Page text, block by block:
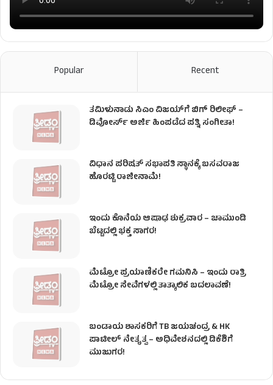
Popular Recent
ತಮಿಳುನಾಡು ಸಿಎಂ ವಿಜಯ್‌ಗೆ ಬಿಗ್ ರಿಲೀಫ್ –
ಡಿವೋರ್ಸ್ ಅರ್ಜಿ ಹಿಂಪಡೆದ ಪತ್ನಿ ಸಂಗೀತಾ!
ವಿಧಾನ ಪರಿಷತ್ ಸಭಾಪತಿ ಸ್ಥಾನಕ್ಕೆ ಬಸವರಾಜ
ಹೊರಟ್ಟಿ ರಾಜೀನಾಮೆ!
ಇಂದು ಕೊನೆಯ ಆಷಾಢ ಶುಕ್ರವಾರ – ಚಾಮುಂಡಿ
ಬೆಟ್ಟದಲ್ಲಿ ಭಕ್ತ ಸಾಗರ!
ಮೆಟ್ರೋ ಪ್ರಯಾಣಿಕರೇ ಗಮನಿಸಿ – ಇಂದು ರಾತ್ರಿ
ಮೆಟ್ರೋ ಸೇವೆಗಳಲ್ಲಿ ತಾತ್ಕಾಲಿಕ ಬದಲಾವಣೆ!
ಬಂಡಾಯ ಶಾಸಕರಿಗೆ TB ಜಯಚಂದ್ರ & HK
ಪಾಟೀಲ್ ನೇತೃತ್ವ – ಅಧಿವೇಶನದಲ್ಲಿ ಡಿಕೆಶಿಗೆ
ಮುಜುಗರ!